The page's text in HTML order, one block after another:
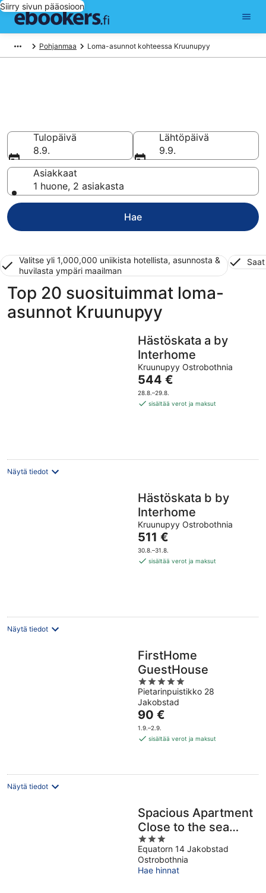
Siirry sivun pääosioon
Pohjanmaa Loma-asunnot kohteessa Kruunupyy
Tulopäivä
8.9.
Lähtöpäivä
9.9.
Asiakkaat
1 huone, 2 asiakasta
Hae
Valitse yli 1,000,000 uniikista hotellista, asunnosta &
huvilasta ympäri maailman
Top 20 suosituimmat loma-
asunnot Kruunupyy
Hästöskata a by
Interhome
Kruunupyy Ostrobothnia
Hinta
on
544 €
544 €
28.8.–29.8.
sisältää verot ja maksut
Näytä tiedot
Hästöskata b by
Interhome
Kruunupyy Ostrobothnia
Hinta
on
511 €
511 €
30.8.–31.8.
sisältää verot ja maksut
Näytä tiedot
FirstHome
GuestHouse
5
out
of
5
Pietarinpuistikko 28
Jakobstad
Hinta
on
90 €
90 €
1.9.–2.9.
sisältää verot ja maksut
Näytä tiedot
Spacious Apartment
Close to the sea
With 2 Patios
3
out
of
5
Equatorn 14 Jakobstad
Ostrobothnia
Hae hinnat